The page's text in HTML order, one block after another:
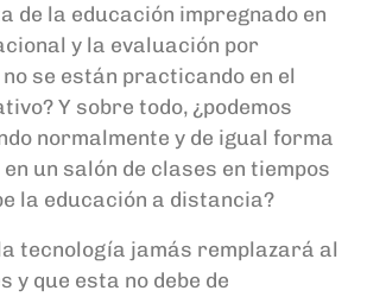
de la educación impregnado en
y la evaluación por
se están practicando en el
Y sobre todo, ¿podemos
normalmente y de igual forma
un salón de clases en tiempos
la educación a distancia?
tecnología jamás remplazará al
y que esta no debe de